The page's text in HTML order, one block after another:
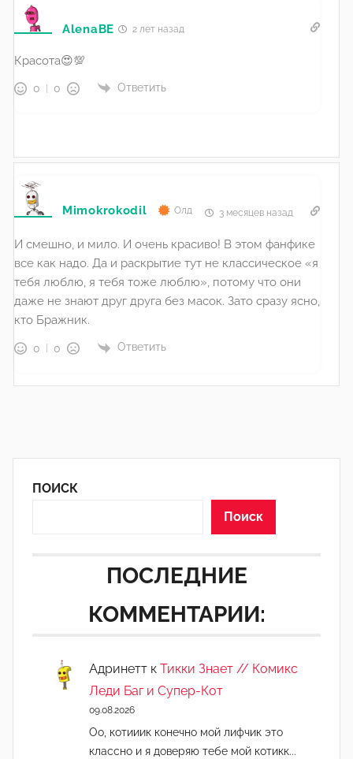
AlenaBE 2 лет назад
Красота😍💯
0 0 Ответить
Mimokrokodil Олд 3 месяцев назад
И смешно, и мило. И очень красиво! В этом фанфике
все как надо. Да и раскрытие тут не классическое «я
тебя люблю, я тебя тоже люблю», потому что они
даже не знают друг друга без масок. Зато сразу ясно,
кто Бражник.
0 0 Ответить
ПОИСК
Поиск
ПОСЛЕДНИЕ
КОММЕНТАРИИ:
Адринетт к Тикки Знает // Комикс
Леди Баг и Супер-Кот
09.08.2026
Оо, котииик конечно мой лифчик это
классно и я доверяю тебе мой котикк...